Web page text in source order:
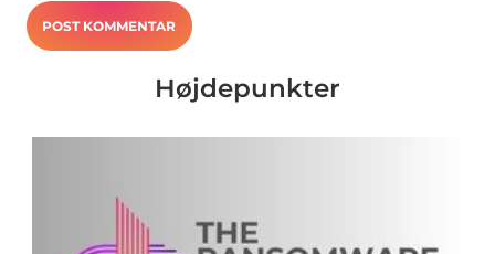
Højdepunkter